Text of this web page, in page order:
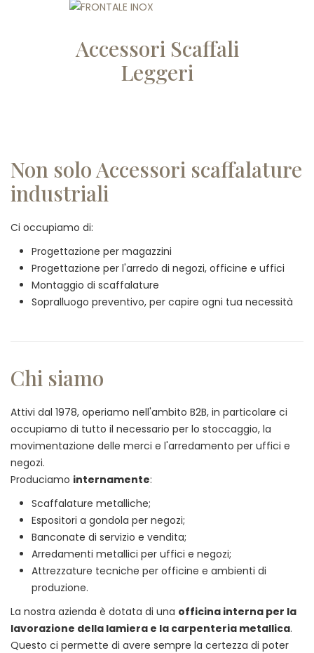
Accessori Scaffali
Leggeri
Non solo Accessori scaffalature
industriali
Ci occupiamo di:
Progettazione per magazzini
Progettazione per l'arredo di negozi, officine e uffici
Montaggio di scaffalature
Sopralluogo preventivo, per capire ogni tua necessità
Chi siamo
Attivi dal 1978, operiamo nell'ambito B2B, in particolare ci
occupiamo di tutto il necessario per lo stoccaggio, la
movimentazione delle merci e l'arredamento per uffici e
negozi.
Produciamo internamente:
Scaffalature metalliche;
Espositori a gondola per negozi;
Banconate di servizio e vendita;
Arredamenti metallici per uffici e negozi;
Attrezzature tecniche per officine e ambienti di
produzione.
La nostra azienda è dotata di una officina interna per la
lavorazione della lamiera e la carpenteria metallica.
Questo ci permette di avere sempre la certezza di poter